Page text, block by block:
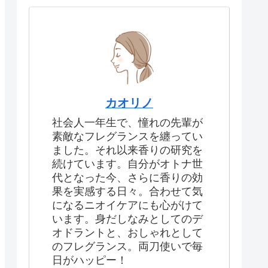
カオリノ
社会人一年生で、憧れの先輩が
素敵なフレグランスを纏ってい
ました。それ以来香りの研究を
続けています。自分がオトナ世
代となった今、さらに香りの効
果を実感する日々。合わせて気
になるニオイケアにも心がけて
います。身だしなみとしてのデ
オドラントと、おしゃれとして
のフレグランス。両刀使いで毎
日がハッピー！